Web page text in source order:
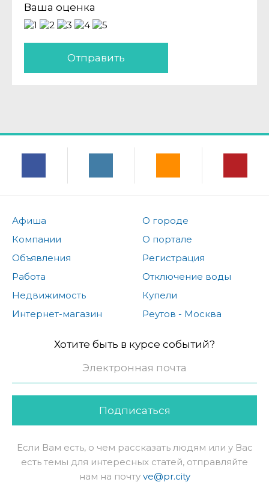
Ваша оценка
Отправить
Афиша
Компании
Объявления
Работа
Недвижимость
Интернет-магазин
О городе
О портале
Регистрация
Отключение воды
Купели
Реутов - Москва
Хотите быть в курсе событий?
Подписаться
Если Вам есть, о чем рассказать людям или у Вас
есть темы для интересных статей, отправляйте
нам на почту ve@pr.city